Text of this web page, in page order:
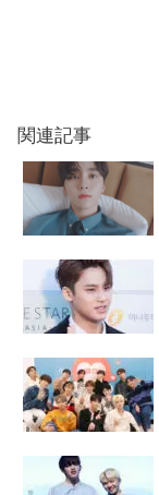
関連記事